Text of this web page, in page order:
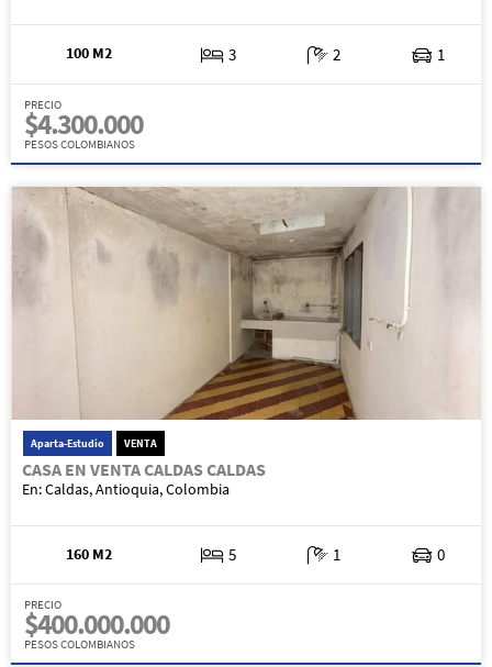
100 M2 3 2 1
PRECIO
$4.300.000
PESOS COLOMBIANOS
Aparta-Estudio VENTA
CASA EN VENTA CALDAS CALDAS
En: Caldas, Antioquia, Colombia
160 M2 5 1 0
PRECIO
$400.000.000
PESOS COLOMBIANOS